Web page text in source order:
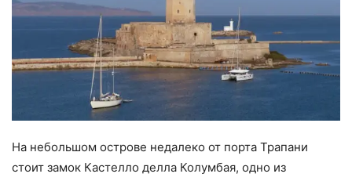
На небольшом острове недалеко от порта Трапани
стоит замок Кастелло делла Колумбая, одно из